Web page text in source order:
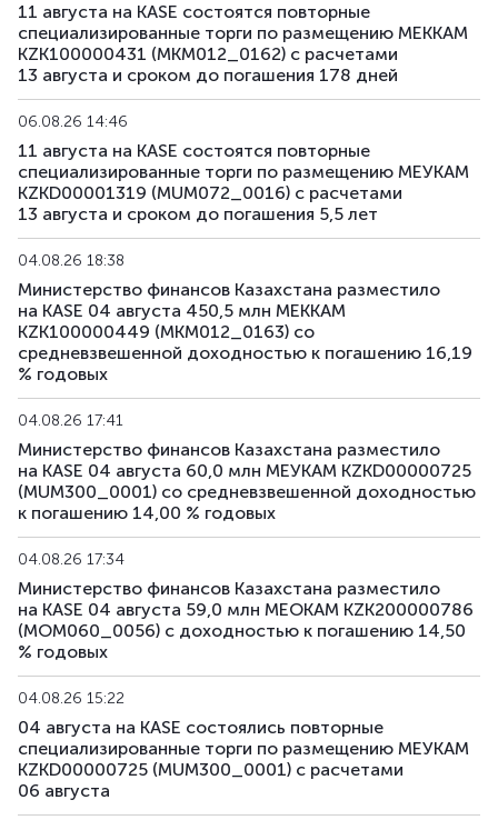
11 августа на KASE состоятся повторные
специализированные торги по размещению МЕККАМ
KZK100000431 (MKM012_0162) с расчетами
13 августа и сроком до погашения 178 дней
06.08.26 14:46
11 августа на KASE состоятся повторные
специализированные торги по размещению МЕУКАМ
KZKD00001319 (MUM072_0016) с расчетами
13 августа и сроком до погашения 5,5 лет
04.08.26 18:38
Министерство финансов Казахстана разместило
на KASE 04 августа 450,5 млн МЕККАМ
KZK100000449 (MKM012_0163) со
средневзвешенной доходностью к погашению 16,19
% годовых
04.08.26 17:41
Министерство финансов Казахстана разместило
на KASE 04 августа 60,0 млн МЕУКАМ KZKD00000725
(MUM300_0001) со средневзвешенной доходностью
к погашению 14,00 % годовых
04.08.26 17:34
Министерство финансов Казахстана разместило
на KASE 04 августа 59,0 млн МЕОКАМ KZK200000786
(MOM060_0056) с доходностью к погашению 14,50
% годовых
04.08.26 15:22
04 августа на KASE состоялись повторные
специализированные торги по размещению МЕУКАМ
KZKD00000725 (MUM300_0001) с расчетами
06 августа